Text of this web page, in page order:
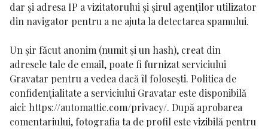
dar și adresa IP a vizitatorului și șirul agenților utilizator
din navigator pentru a ne ajuta la detectarea spamului.
Un șir făcut anonim (numit și un hash), creat din
adresele tale de email, poate fi furnizat serviciului
Gravatar pentru a vedea dacă îl folosești. Politica de
confidențialitate a serviciului Gravatar este disponibilă
aici: https://automattic.com/privacy/. După aprobarea
comentariului, fotografia ta de profil este vizibilă pentru